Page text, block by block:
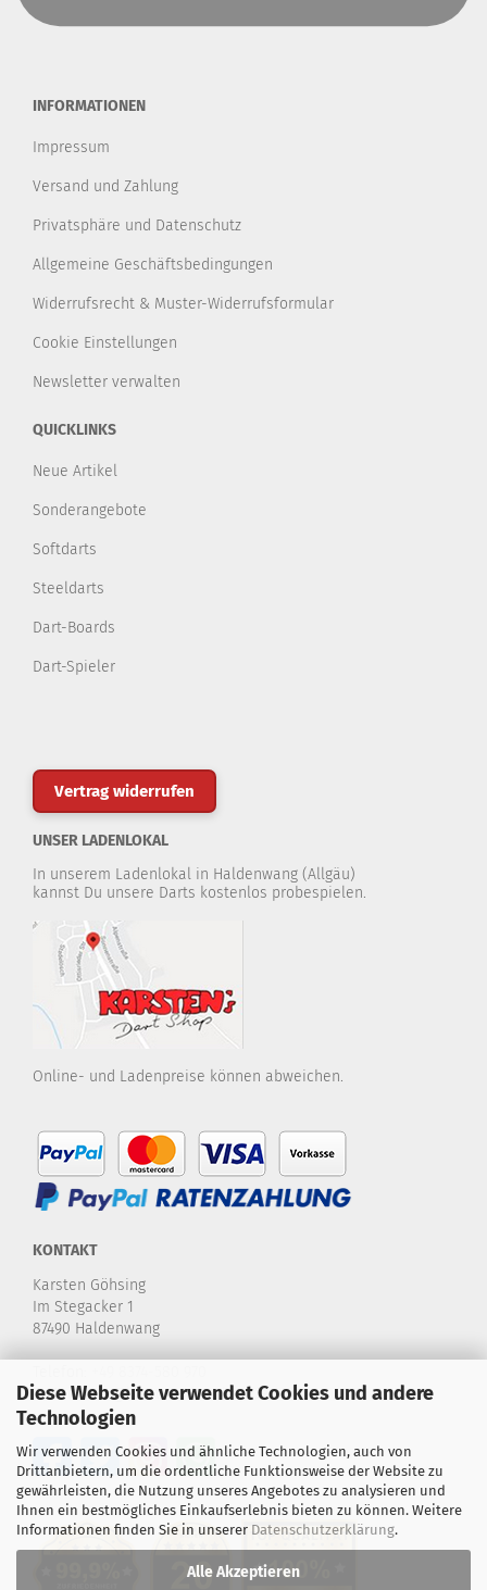
Diese Webseite verwendet Cookies und andere
Technologien
Wir verwenden Cookies und ähnliche Technologien, auch von
Drittanbietern, um die ordentliche Funktionsweise der Website zu
gewährleisten, die Nutzung unseres Angebotes zu analysieren und
Ihnen ein bestmögliches Einkaufserlebnis bieten zu können. Weitere
Informationen finden Sie in unserer Datenschutzerklärung.
Alle Akzeptieren
INFORMATIONEN
Impressum
Versand und Zahlung
Privatsphäre und Datenschutz
Allgemeine Geschäftsbedingungen
Widerrufsrecht & Muster-Widerrufsformular
Cookie Einstellungen
Newsletter verwalten
QUICKLINKS
Neue Artikel
Sonderangebote
Softdarts
Steeldarts
Dart-Boards
Dart-Spieler
Vertrag widerrufen
UNSER LADENLOKAL
In unserem Ladenlokal in Haldenwang (Allgäu)
kannst Du unsere Darts kostenlos probespielen.
Online- und Ladenpreise können abweichen.
KONTAKT
Karsten Göhsing
Im Stegacker 1
87490 Haldenwang
E-Mail:info@karstensdartshop.de